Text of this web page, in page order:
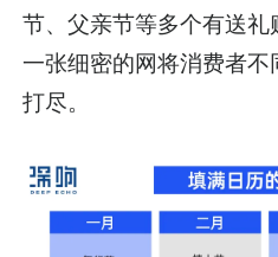
节、父亲节等多个有送
一张细密的网将消费者
打尽。